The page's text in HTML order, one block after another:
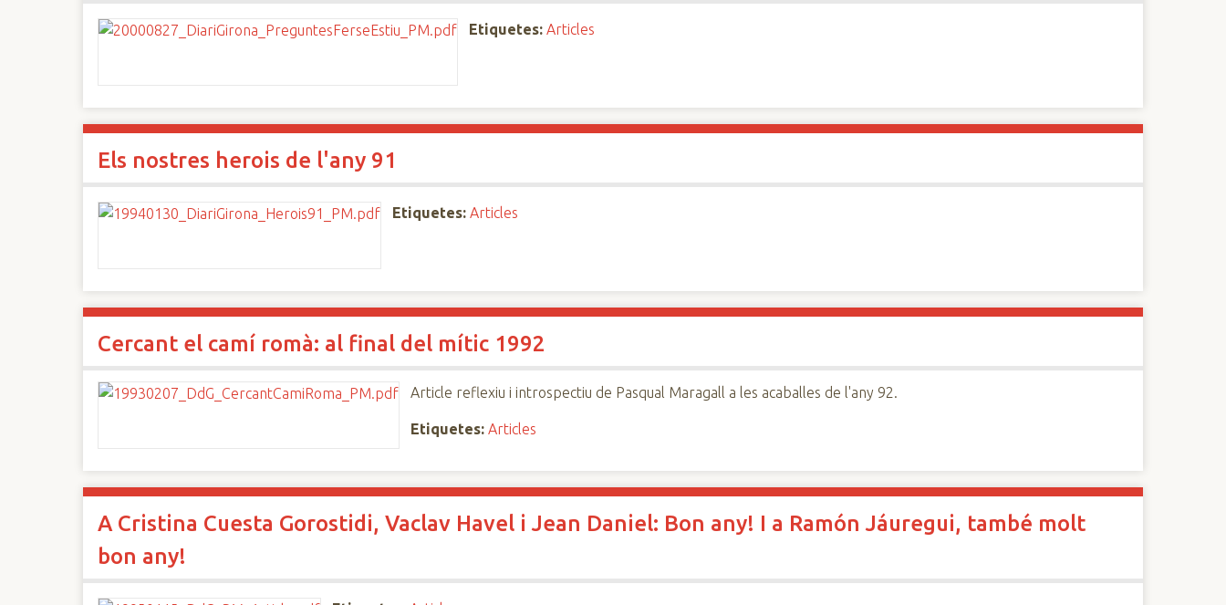
Etiquetes: Articles
Els nostres herois de l'any 91
Etiquetes: Articles
Cercant el camí romà: al final del mític 1992
Article reflexiu i introspectiu de Pasqual Maragall a les acaballes de l'any 92.
Etiquetes: Articles
A Cristina Cuesta Gorostidi, Vaclav Havel i Jean Daniel: Bon any! I a Ramón Jáuregui, també molt
bon any!